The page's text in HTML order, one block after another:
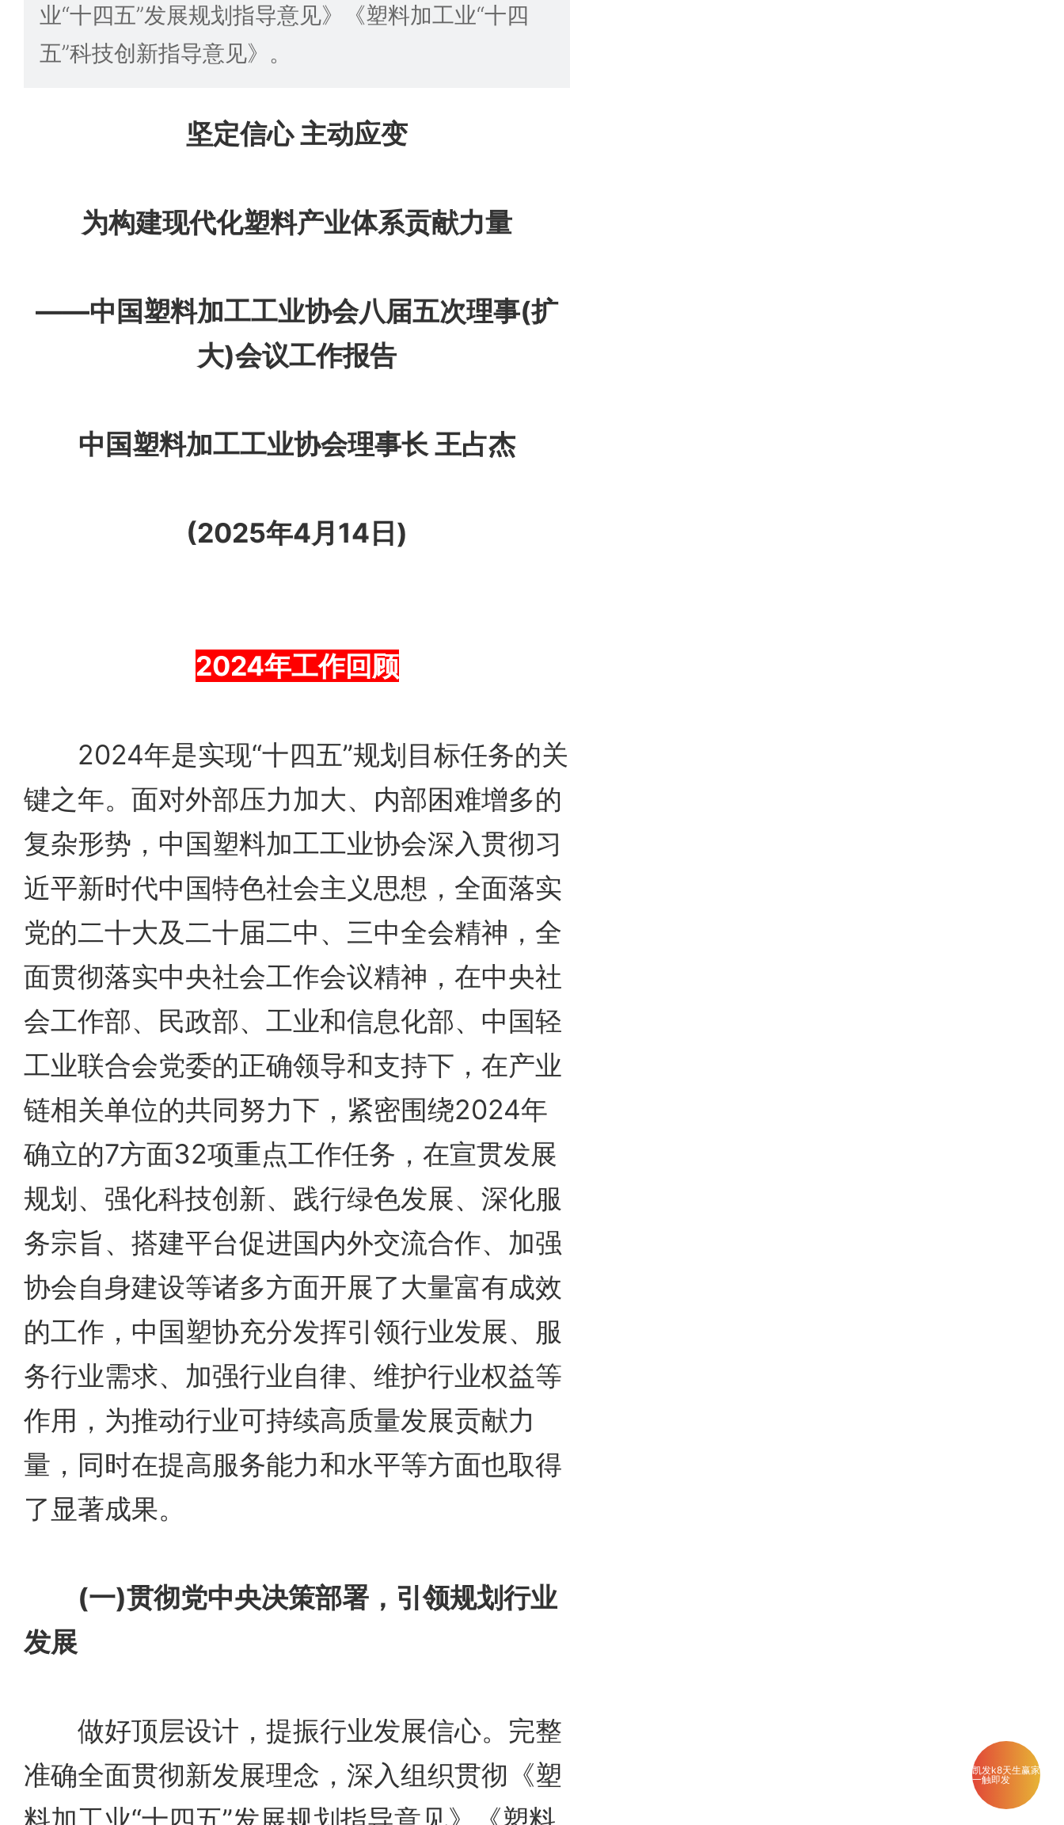
业“十四五”发展规划指导意见》《塑料加工业“十四
五”科技创新指导意见》。
坚定信心 主动应变
为构建现代化塑料产业体系贡献力量
——中国塑料加工工业协会八届五次理事(扩
大)会议工作报告
中国塑料加工工业协会理事长 王占杰
(2025年4月14日)
2024年工作回顾
2024年是实现“十四五”规划目标任务的关
键之年。面对外部压力加大、内部困难增多的
复杂形势，中国塑料加工工业协会深入贯彻习
近平新时代中国特色社会主义思想，全面落实
党的二十大及二十届二中、三中全会精神，全
面贯彻落实中央社会工作会议精神，在中央社
会工作部、民政部、工业和信息化部、中国轻
工业联合会党委的正确领导和支持下，在产业
链相关单位的共同努力下，紧密围绕2024年
确立的7方面32项重点工作任务，在宣贯发展
规划、强化科技创新、践行绿色发展、深化服
务宗旨、搭建平台促进国内外交流合作、加强
协会自身建设等诸多方面开展了大量富有成效
的工作，中国塑协充分发挥引领行业发展、服
务行业需求、加强行业自律、维护行业权益等
作用，为推动行业可持续高质量发展贡献力
量，同时在提高服务能力和水平等方面也取得
了显著成果。
(一)贯彻党中央决策部署，引领规划行业
发展
做好顶层设计，提振行业发展信心。完整
准确全面贯彻新发展理念，深入组织贯彻《塑
凯发k8天生赢家
一触即发